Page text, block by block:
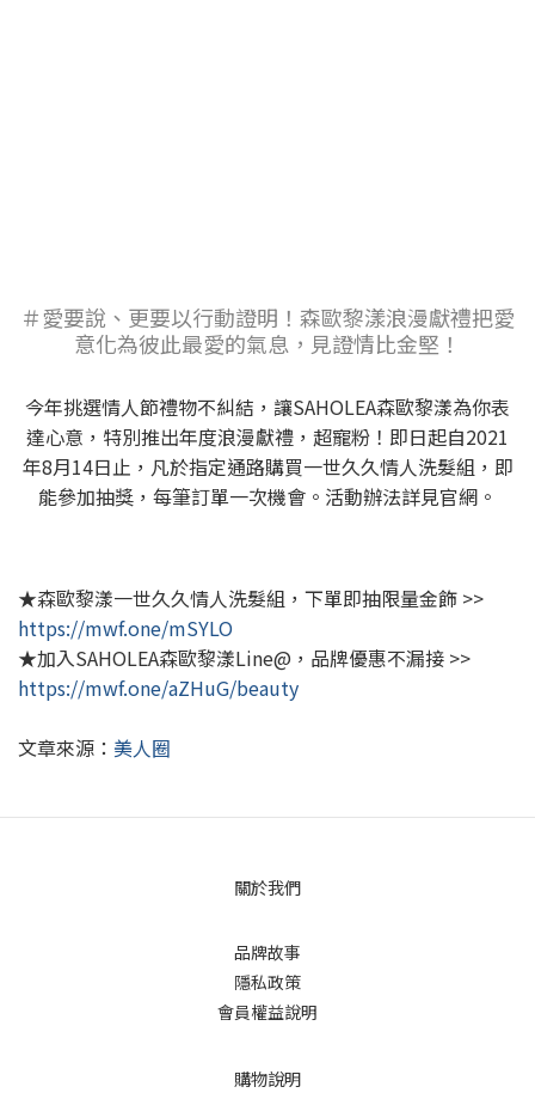
＃愛要說、更要以行動證明！森歐黎漾浪漫獻禮把愛
意化為彼此最愛的氣息，見證情比金堅！
今年挑選情人節禮物不糾結，讓SAHOLEA森歐黎漾為你表
達心意，特別推出年度浪漫獻禮，超寵粉！即日起自2021
年8月14日止，凡於指定通路購買一世久久情人洗髮組，即
能參加抽獎，每筆訂單一次機會。活動辦法詳見官網。
★森歐黎漾一世久久情人洗髮組，下單即抽限量金飾 >>
https://mwf.one/mSYLO
★加入SAHOLEA森歐黎漾Line@，品牌優惠不漏接 >>
https://mwf.one/aZHuG/beauty
文章來源： 美人圈
關於我們
品牌故事
隱私政策
會員權益說明
購物說明